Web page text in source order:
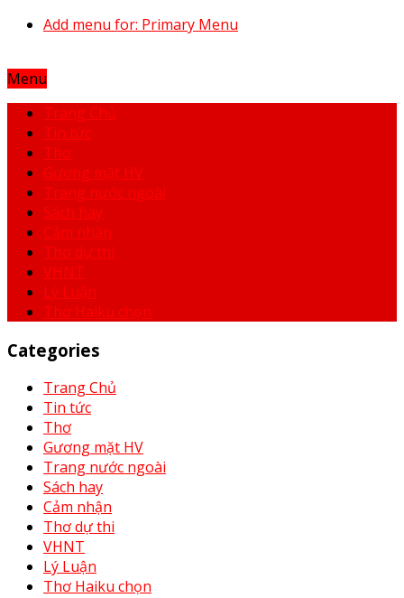
Add menu for: Primary Menu
Menu
Trang Chủ
Tin tức
Thơ
Gương mặt HV
Trang nước ngoài
Sách hay
Cảm nhận
Thơ dự thi
VHNT
Lý Luận
Thơ Haiku chọn
Categories
Trang Chủ
Tin tức
Thơ
Gương mặt HV
Trang nước ngoài
Sách hay
Cảm nhận
Thơ dự thi
VHNT
Lý Luận
Thơ Haiku chọn